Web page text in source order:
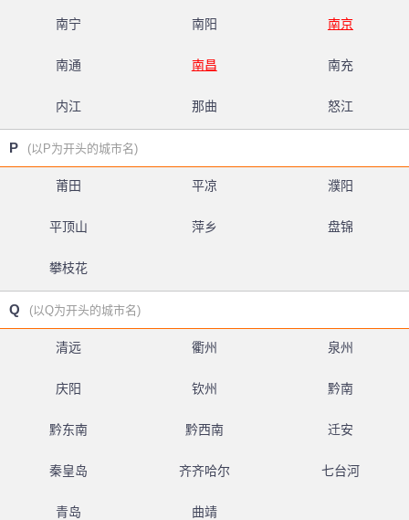
南宁 南阳 南京
南通 南昌 南充
内江 那曲 怒江
P (以P为开头的城市名)
莆田 平凉 濮阳
平顶山 萍乡 盘锦
攀枝花
Q (以Q为开头的城市名)
清远 衢州 泉州
庆阳 钦州 黔南
黔东南 黔西南 迁安
秦皇岛 齐齐哈尔 七台河
青岛 曲靖